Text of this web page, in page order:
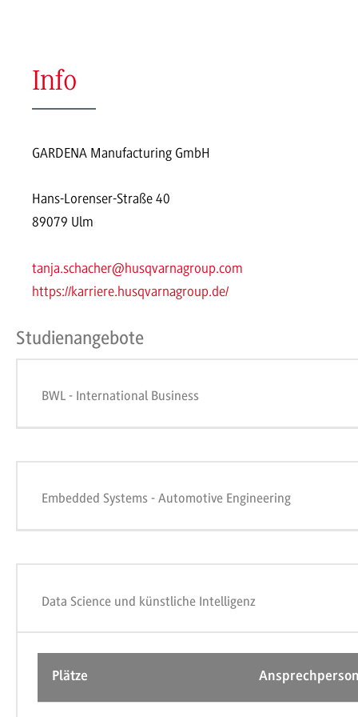
Info
GARDENA Manufacturing GmbH
Hans-Lorenser-Straße 40
89079 Ulm
tanja.schacher@husqvarnagroup.com
https://karriere.husqvarnagroup.de/
Studienangebote
BWL - International Business
Embedded Systems - Automotive Engineering
Data Science und künstliche Intelligenz
Plätze